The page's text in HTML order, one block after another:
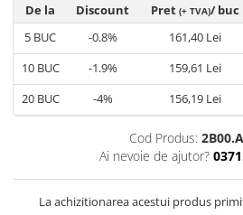
Costume | Combinezoane
Antichimice | Multirisc
Halate | Sorturi Antichimice |
Multirisc
Jachete | Bluze Antichimice |
Multirisc
Pantaloni Antichimici | Multirisc
Îmbrăcăminte IGNIFUGĂ (ANTI-
FLACĂRĂ)
Jambiere Ignifuge
De la
Discount Pret (+ TVA)/ buc
5 BUC -0.8% 161,40 Lei
10BUC -1.9% 159,61 Lei
20BUC -4% 156,19 Lei
Cod Produs:
Ai nevoie de ajutor?
La achizitionarea acestui produs